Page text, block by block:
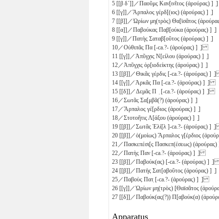
5 [[β δ´]]／Παοῦμς Καν[ινῖτος (ἀρούρας) ] ̣]
6 [[γ]]／Ἅρπαλος γέρδ[(ιος) (ἀρούρας) ] ̣]
7 [[β]]／Ὡρίων μη(τρὸς) Θα[ϊσᾶτος
8 [[α]]／Παβούκας Παβ[ούκα (ἀρούρας) ] ̣]
9 [[γ]]／Πατὴς Σαταβ[οῦτος (ἀρούρας) ] ̣]
10 ／Οὐθιπᾶς Πα [-ca.?- (ἀρούρας) ] ̣]
11 [[γ]]／Ἀπῦγχις Ν[είλου (ἀρούρας) ] ̣]
12 ／Ἀπῦγχις ὁρ[ιοδείκτης (ἀρούρας) ] ̣]
13 [[β]]／Θικᾶς γέρδις [-ca.?- (ἀρούρας)
14 [[γ]]／Ἀρκᾶς Πα [-ca.?- (ἀρούρας) ] ̣]
15 [[δ]]／Δεμᾶς Π ̣ [-ca.?- (ἀρούρας) ] ̣]
16 ／Σωτᾶς Σα[μβᾶ(?) (ἀρούρας) ] ̣]
17 ／Ἅρπαλος γέ[ρδιος (ἀρούρας) ] ̣]
18 ／Στοτοῆτις Λ[άξου (ἀρούρας) ] ̣]
19 [[β]]／Σωτᾶς Ἐλί[λ ]-ca.?- (ἀρούρας)
20 [[β]]／ὁ(μοίως) Ἅρπαλος γ[έρδιος
21 ／Πασκεπέσι[ς Πασκεπ(έσεως)
22 ／Πατὴς Παν [-ca.?- (ἀρούρας) ] ̣]
23 [[β]]／Παβούκ(ας) [-ca.?- (ἀρούρας) ]
24 [[β]]／Πατὴς Σατ[αβοῦτος (ἀρούρας) ] ̣]
25 ／Παβοὺς Πατ̣ [-ca.?- (ἀρούρας) ] ̣]
26 [[γ]]／Ὡρίων μη(τρὸς) [Θαϊσᾶτος
27 [[δ]]／Παβούκ(ας(?)) Π[αβούκ(α)
Apparatus